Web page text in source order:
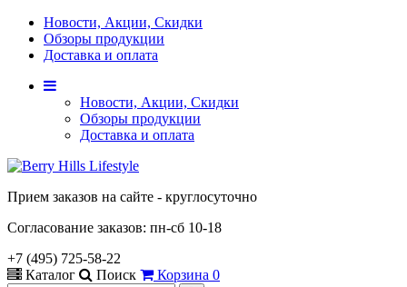
Новости, Акции, Скидки
Обзоры продукции
Доставка и оплата
Новости, Акции, Скидки
Обзоры продукции
Доставка и оплата
Прием заказов на сайте - круглосуточно
Согласование заказов: пн-сб 10-18
+7 (495) 725-58-22
Каталог
Поиск Корзина 0